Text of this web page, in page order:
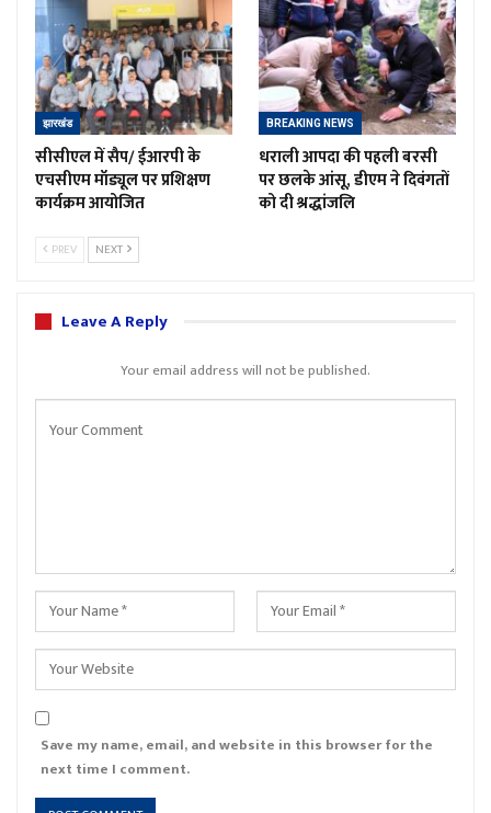
झारखंड
सीसीएल में सैप/ ईआरपी के
एचसीएम मॉड्यूल पर प्रशिक्षण
कार्यक्रम आयोजित
BREAKING NEWS
धराली आपदा की पहली बरसी
पर छलके आंसू, डीएम ने दिवंगतों
को दी श्रद्धांजलि
PREV NEXT
Leave A Reply
Your email address will not be published.
Save my name, email, and website in this browser for the
next time I comment.